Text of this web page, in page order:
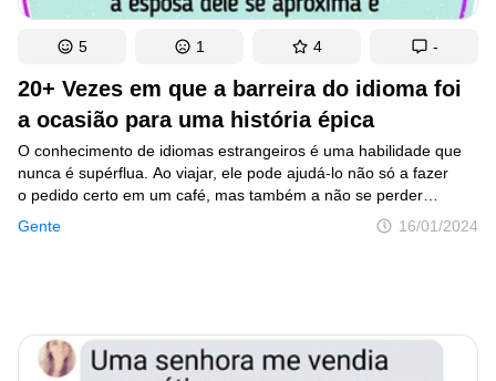
20+ Vezes em que a barreira do idioma foi
a ocasião para uma história épica
Gente 16/01/2024
O conhecimento de idiomas estrangeiros é uma habilidade que
nunca é supérflua. Ao viajar, ele pode ajudá-lo não só a fazer
o pedido certo em um café, mas também a não se perder
em uma cidade estrangeira. No entanto, nem todo mundo que
não tem talento para a linguística, e são essas pessoas que
5 1 4 -